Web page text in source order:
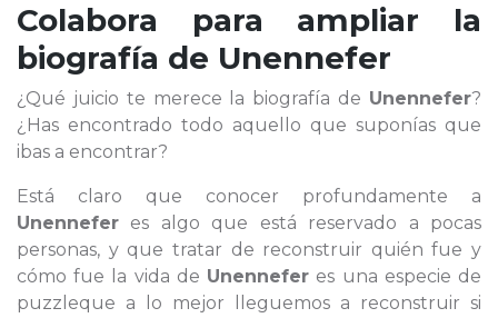
Colabora para ampliar la
biografía de Unennefer
¿Qué juicio te merece la biografía de Unennefer?
¿Has encontrado todo aquello que suponías que
ibas a encontrar?
Está claro que conocer profundamente a
Unennefer es algo que está reservado a pocas
personas, y que tratar de reconstruir quién fue y
cómo fue la vida de Unennefer es una especie de
puzzleque a lo mejor lleguemos a reconstruir si